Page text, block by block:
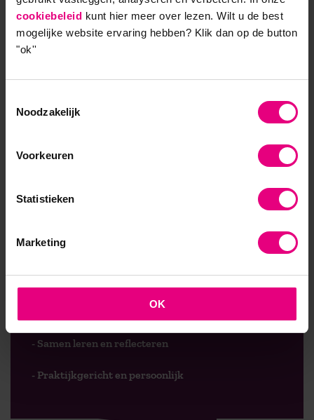
cookiebeleid kunt hier meer over lezen. Wilt u de best
mogelijke website ervaring hebben? Klik dan op de button
"ok''
Noodzakelijk
Voorkeuren
Statistieken
Marketing
OK
Onder meer bovenstaand thema komt terug in de
opleiding Talent en Organisatieontwikkeling, waarvan
Michiel Schoemaker kerndocent is. Meer weten? Klik hier
voor meer informatie over de
- Opleider sinds 1988
- Gelieerd aan de RUG
- Samen leren en reflecteren
- Praktijkgericht en persoonlijk